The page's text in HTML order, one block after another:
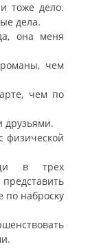
тоже дело.
дела.
она меня
чем
чем по
друзьями.
физической
в трех
по наброску